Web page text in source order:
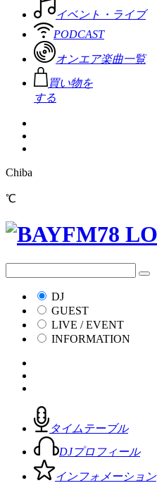
イベント・ライブ
PODCAST
オンエア楽曲一覧
買い物を
する
Chiba
℃
DJ
GUEST
LIVE / EVENT
INFORMATION
タイムテーブル
DJプロフィール
インフォメーション